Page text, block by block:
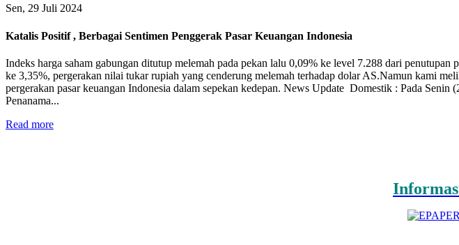
Sen, 29 Juli 2024
Katalis Positif , Berbagai Sentimen Penggerak Pasar Keuangan Indonesia
Indeks harga saham gabungan ditutup melemah pada pekan lalu 0,09% ke level 7.288 dari
ke 3,35%, pergerakan nilai tukar rupiah yang cenderung melemah terhadap dolar AS.Namun kami
pergerakan pasar keuangan Indonesia dalam sepekan kedepan. News Update Domestik : Pada
Penanama...
Read more